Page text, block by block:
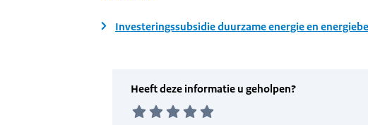
Investeringssubsidie duurzame energie en